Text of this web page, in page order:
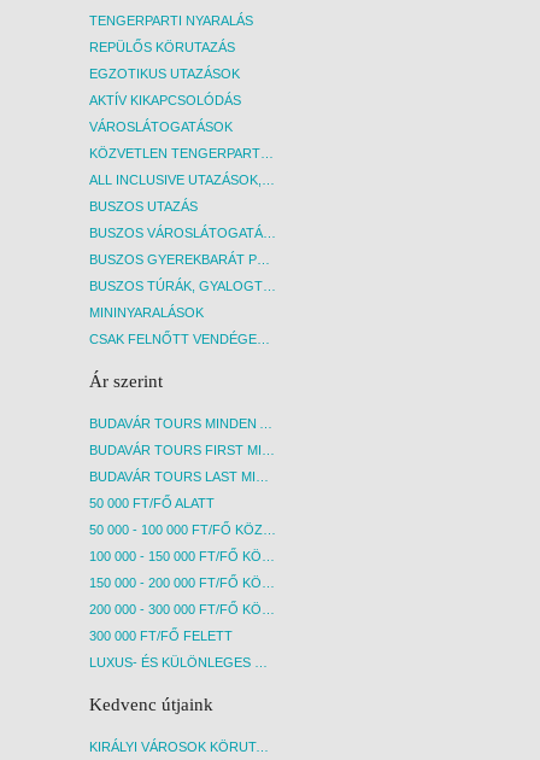
TENGERPARTI NYARALÁS
REPÜLŐS KÖRUTAZÁS
EGZOTIKUS UTAZÁSOK
AKTÍV KIKAPCSOLÓDÁS
VÁROSLÁTOGATÁSOK
KÖZVETLEN TENGERPARTI SZÁLLÁSOK
ALL INCLUSIVE UTAZÁSOK, NYARALÁSOK
BUSZOS UTAZÁS
BUSZOS VÁROSLÁTOGATÁSOK
BUSZOS GYEREKBARÁT PROGRAMOK
BUSZOS TÚRÁK, GYALOGTÚRÁK
MININYARALÁSOK
CSAK FELNŐTT VENDÉGEKET FOGADÓ SZÁLLÁSOK
Ár szerint
BUDAVÁR TOURS MINDEN AKCIÓS ÚT
BUDAVÁR TOURS FIRST MINUTE AKCIÓS UTAK
BUDAVÁR TOURS LAST MINUTE AKCIÓS UTAK
50 000 FT/FŐ ALATT
50 000 - 100 000 FT/FŐ KÖZÖTT
100 000 - 150 000 FT/FŐ KÖZÖTT
150 000 - 200 000 FT/FŐ KÖZÖTT
200 000 - 300 000 FT/FŐ KÖZÖTT
300 000 FT/FŐ FELETT
LUXUS- ÉS KÜLÖNLEGES UTAK
Kedvenc útjaink
KIRÁLYI VÁROSOK KÖRUTAZÁS KÖZVETLEN REPÜLŐJÁRATTAL - BUDAPEST, REPÜLŐ